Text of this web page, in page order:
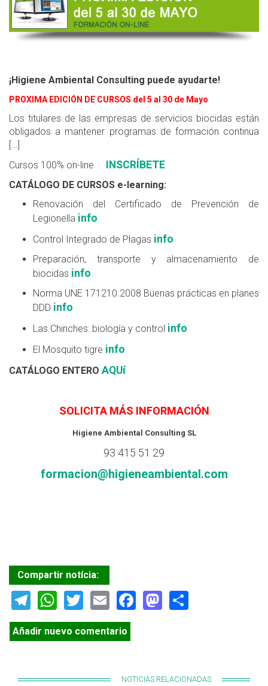
¡Higiene Ambiental Consulting puede ayudarte!
PROXIMA EDICIÓN DE CURSOS del 5 al 30 de Mayo
Los titulares de las empresas de servicios biocidas están
obligados a mantener programas de formación continua
[…]
Cursos 100% on-line
INSCRÍBETE
CATÁLOGO DE CURSOS e-learning:
Renovación del Certificado de Prevención de
Legionella info
Control Integrado de Plagas info
Preparación, transporte y almacenamiento de
biocidas info
Norma UNE 171210.2008 Buenas prácticas en planes
DDD info
Las Chinches: biología y control info
El Mosquito tigre info
CATÁLOGO ENTERO AQUí
SOLICITA MÁS INFORMACIÓN
Higiene Ambiental Consulting SL
93 415 51 29
formacion@higieneambiental.com
Compartir notícia:
Telegram
WhatsApp
TwitterEmailFacebook
Mastodon
Añadir nuevo comentario
NOTICIAS RELACIONADAS